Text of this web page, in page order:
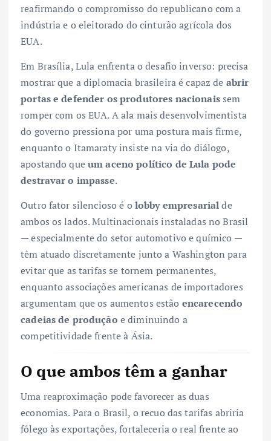
reafirmando o compromisso do republicano com a
indústria e o eleitorado do cinturão agrícola dos
EUA.
Em Brasília, Lula enfrenta o desafio inverso: precisa
mostrar que a diplomacia brasileira é capaz de abrir
portas e defender os produtores nacionaissem
romper com os EUA. A ala mais desenvolvimentista
do governo pressiona por uma postura mais firme,
enquanto o Itamaraty insiste na via do diálogo,
apostando queum aceno político de Lula pode
destravar o impasse.
Outro fator silencioso é olobby empresarialde
ambos os lados. Multinacionais instaladas no Brasil
— especialmente do setor automotivo e químico —
têm atuado discretamente junto a Washington para
evitar que as tarifas se tornem permanentes,
enquanto associações americanas de importadores
argumentam que os aumentos estão encarecendo
cadeias de produção e diminuindo a
competitividade frente à Ásia.
O que ambos têm a ganhar
Uma reaproximação pode favorecer as duas
economias. Para o Brasil, o recuo das tarifas abriria
fôlego às exportações, fortaleceria o real frente ao